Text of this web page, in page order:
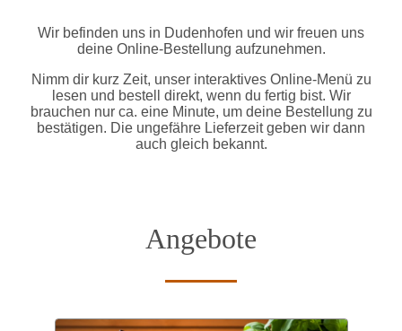
Wir befinden uns in Dudenhofen und wir freuen uns
deine Online-Bestellung aufzunehmen.
Nimm dir kurz Zeit, unser interaktives Online-Menü zu
lesen und bestell direkt, wenn du fertig bist. Wir
brauchen nur ca. eine Minute, um deine Bestellung zu
bestätigen. Die ungefähre Lieferzeit geben wir dann
auch gleich bekannt.
Angebote